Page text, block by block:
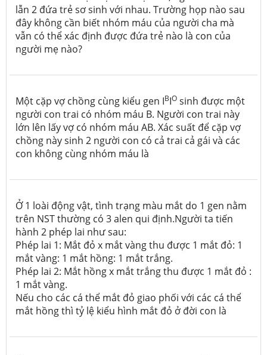
lẫn 2 đứa trẻ sơ sinh với nhau. Trường họp nào sau
đây không cần biết nhóm máu của người cha mà
vẫn có thể xác định được đứa trẻ nào là con của
người mẹ nào?
Một cặp vợ chồng cùng kiểu gen IBIO sinh được một
người con trai có nhóm máu B. Người con trai này
lớn lên lấy vợ có nhóm máu AB. Xác suất để cặp vợ
chồng này sinh 2 người con có cả trai cả gái và các
con không cùng nhóm máu là
Ở 1 loài động vật, tình trạng màu mắt do 1 gen nằm
trên NST thường có 3 alen qui định.Người ta tiến
hành 2 phép lai như sau:
Phép lai 1: Mắt đỏ x mắt vàng thu được 1 mắt đỏ: 1
mắt vàng: 1 mắt hồng: 1 mắt trắng.
Phép lai 2: Mắt hồng x mắt trắng thu được 1 mắt đỏ :
1 mắt vàng.
Nếu cho các cá thể mắt đỏ giao phối với các cá thể
mắt hồng thì tỷ lệ kiểu hình mắt đỏ ở đời con là